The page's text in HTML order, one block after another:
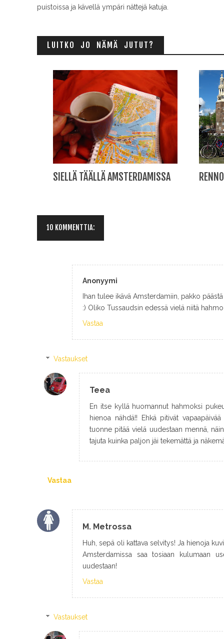
puistoissa ja kävellä ympäri nättejä katuja.
LUITKO JO NÄMÄ JUTUT?
SIELLÄ TÄÄLLÄ AMSTERDAMISSA
10 KOMMENTTIA:
Anonyymi
Ihan tulee ikävä Amsterdamiin, pakko
:) Oliko Tussaudsin edessä vielä niitä
Vastaa
Vastaukset
Teea
En itse kyllä huomannut hahmoksi
hienoa nähdä!! Ehkä pitivät
tuonne pitää vielä uudestaan mennä,
tajuta kuinka paljon jäi tekemättä ja
Vastaa
M. Metrossa
Huh, sepä oli kattava selvitys! Ja hienoja
Amsterdamissa saa tosiaan kulumaan
uudestaan!
Vastaa
Vastaukset